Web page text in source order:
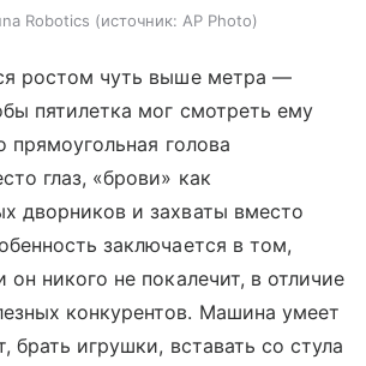
Robotics источник: AP Photo
ростом чуть выше метра —
пятилетка мог смотреть ему
прямоугольная голова
глаз, «брови» как
дворников и захваты вместо
заключается в том,
он никого не покалечит, в отличие
конкурентов. Машина умеет
брать игрушки, вставать со стула